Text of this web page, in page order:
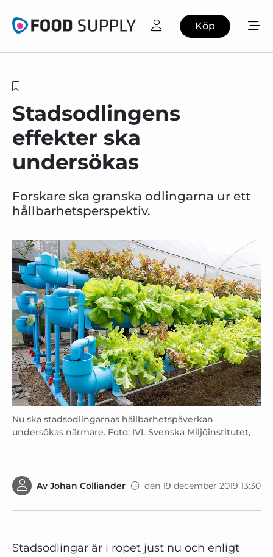
Köp
Stadsodlingens
effekter ska
undersökas
Forskare ska granska odlingarna ur ett
hållbarhetsperspektiv.
Nu ska stadsodlingarnas hållbarhetspåverkan
undersökas närmare. Foto: IVL Svenska Miljöinstitutet,
Av Johan Colliander den 19 december 2019 13:30
Stadsodlingar är i ropet just nu och enligt